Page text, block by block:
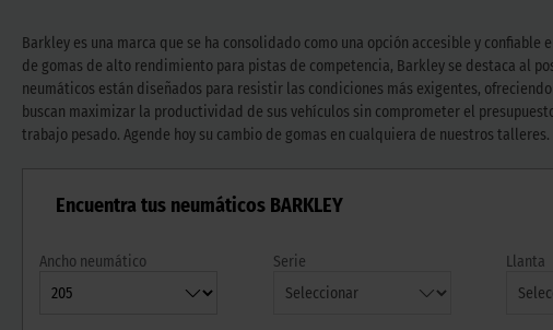
Barkley es una marca que se ha consolidado como una opción accesible y
de gomas de alto rendimiento para pistas de competencia, Barkley se destaca al
neumáticos están diseñados para resistir las condiciones más exigentes,
buscan maximizar la productividad de sus vehículos sin comprometer el
trabajo pesado. Agende hoy su cambio de gomas en cualquiera de nuestros talleres.
Encuentra tus neumáticos BARKLEY
Ancho neumático Serie Llanta